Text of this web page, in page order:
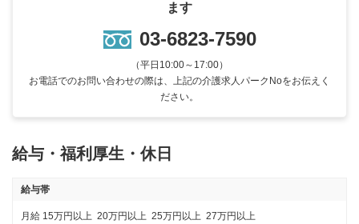
ます
03-6823-7590
（平日10:00～17:00）
お電話でのお問い合わせの際は、上記の介護求人パークNoをお伝えく
ださい。
給与・福利厚生・休日
給与帯
月給 15万円以上 20万円以上 25万円以上 27万円以上